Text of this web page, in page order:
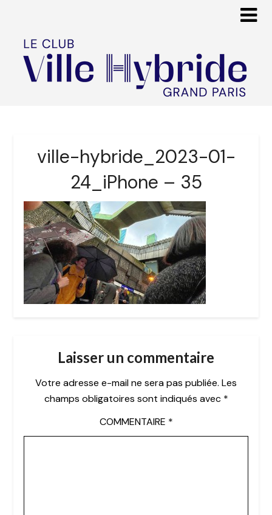
ville-hybride_2023-01-
24_iPhone – 35
Laisser un commentaire
Votre adresse e-mail ne sera pas publiée. Les
champs obligatoires sont indiqués avec *
COMMENTAIRE *